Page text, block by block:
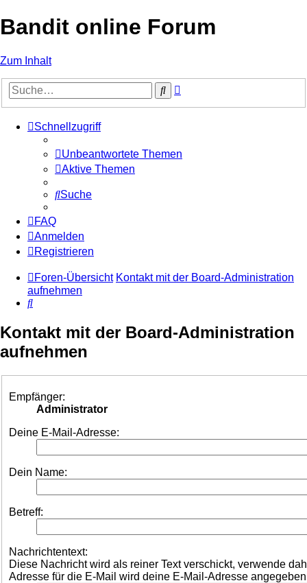
Bandit online Forum
Zum Inhalt
Suche
Schnellzugriff
Unbeantwortete Themen
Aktive Themen
Suche
FAQ
Anmelden
Registrieren
Foren-Übersicht Kontakt mit der Board-Administration
aufnehmen
Suche
Kontakt mit der Board-Administration
aufnehmen
Empfänger:
Administrator
Deine E-Mail-Adresse:
Dein Name:
Betreff:
Nachrichtentext:
Diese Nachricht wird als reiner Text verschickt, verwende
Adresse für die E-Mail wird deine E-Mail-Adresse